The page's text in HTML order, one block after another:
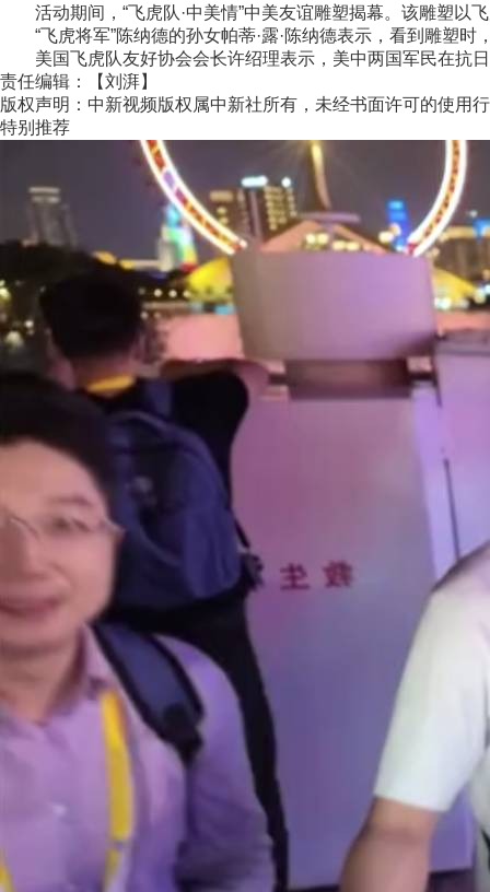
活动期间，“飞虎队·中美情”中美友谊雕塑揭幕。该雕塑以
“飞虎将军”陈纳德的孙女帕蒂·露·陈纳德表示，看到雕塑时
美国飞虎队友好协会会长许绍理表示，美中两国军民在抗日
责任编辑：【刘湃】
版权声明：中新视频版权属中新社所有，未经书面许可的使用
特别推荐